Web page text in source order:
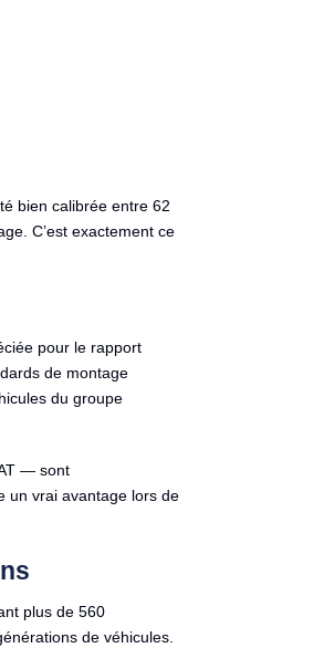
bien calibrée entre 62
C’est exactement ce
pour le rapport
de montage
du groupe
— sont
un vrai avantage lors de
plus de 560
de véhicules.